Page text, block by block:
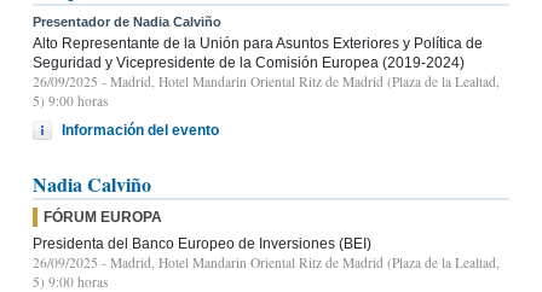
Presentador de Nadia Calviño
Alto Representante de la Unión para Asuntos Exteriores y Política de
Seguridad y Vicepresidente de la Comisión Europea (2019-2024)
26/09/2025 - Madrid, Hotel Mandarin Oriental Ritz de Madrid (Plaza de la Lealtad,
5) 9:00 horas
Información del evento
Nadia Calviño
FÓRUM EUROPA
Presidenta del Banco Europeo de Inversiones (BEI)
26/09/2025 - Madrid, Hotel Mandarin Oriental Ritz de Madrid (Plaza de la Lealtad,
5) 9:00 horas